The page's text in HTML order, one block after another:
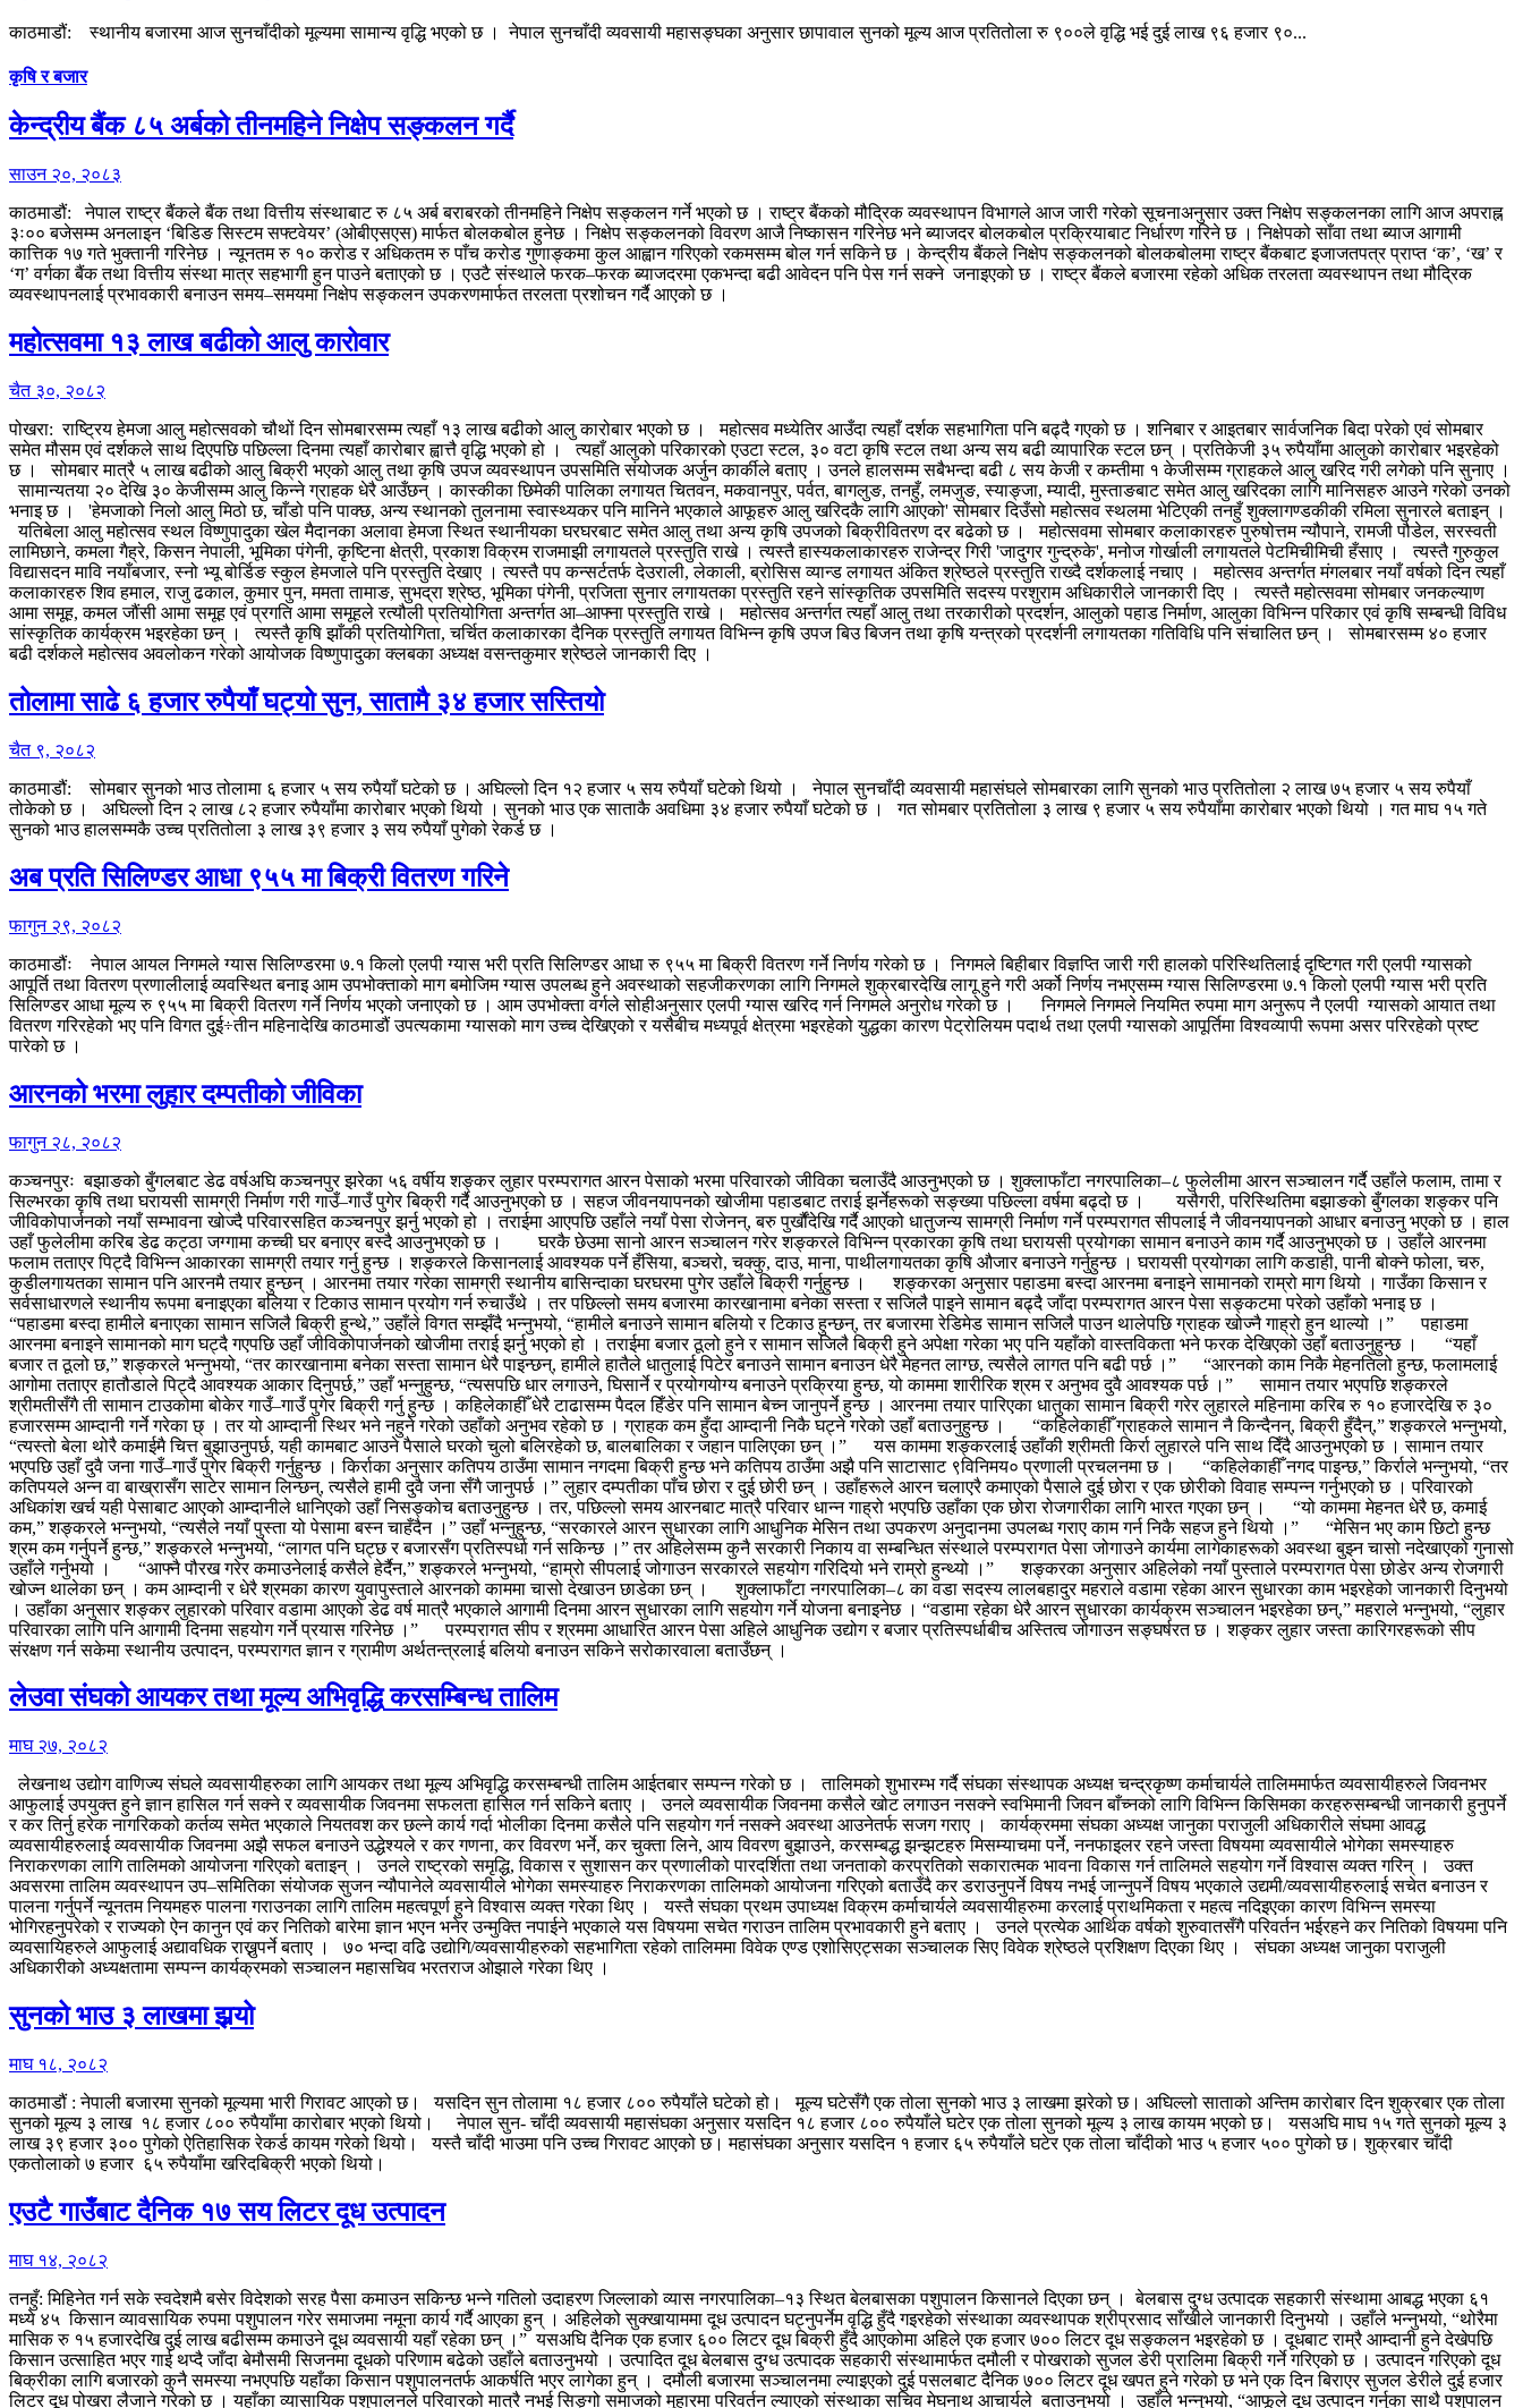
काठमाडौं: स्थानीय बजारमा आज सुनचाँदीको मूल्यमा सामान्य वृद्धि भएको छ । नेपाल सुनचाँदी व्यवसायी महासङ्घका अनुसार छापावाल सुनको मूल्य आज प्रतितोला रु ९००ले वृद्धि भई दुई लाख ९६ हजार ९०...
कृषि र बजार
केन्द्रीय बैंक ८५ अर्बको तीनमहिने निक्षेप सङ्कलन गर्दै
साउन २०, २०८३
काठमाडौं: नेपाल राष्ट्र बैंकले बैंक तथा वित्तीय संस्थाबाट रु ८५ अर्ब बराबरको तीनमहिने निक्षेप सङ्कलन गर्ने भएको छ । राष्ट्र बैंकको मौद्रिक व्यवस्थापन विभागले आज जारी गरेको सूचनाअनुसार उक्त निक्षेप सङ्कलनका लागि आज अपराह्न
३ः०० बजेसम्म अनलाइन ‘बिडिङ सिस्टम सफ्टवेयर’ (ओबीएसएस) मार्फत बोलकबोल हुनेछ । निक्षेप सङ्कलनको विवरण आजै निष्कासन गरिनेछ भने ब्याजदर बोलकबोल प्रक्रियाबाट निर्धारण गरिने छ । निक्षेपको साँवा तथा ब्याज आगामी
कात्तिक १७ गते भुक्तानी गरिनेछ । न्यूनतम रु १० करोड र अधिकतम रु पाँच करोड गुणाङ्कमा कुल आह्वान गरिएको रकमसम्म बोल गर्न सकिने छ । केन्द्रीय बैंकले निक्षेप सङ्कलनको बोलकबोलमा राष्ट्र बैंकबाट इजाजतपत्र प्राप्त ‘क’, ‘ख’ र
‘ग’ वर्गका बैंक तथा वित्तीय संस्था मात्र सहभागी हुन पाउने बताएको छ । एउटै संस्थाले फरक–फरक ब्याजदरमा एकभन्दा बढी आवेदन पनि पेस गर्न सक्ने जनाइएको छ । राष्ट्र बैंकले बजारमा रहेको अधिक तरलता व्यवस्थापन तथा मौद्रिक
व्यवस्थापनलाई प्रभावकारी बनाउन समय–समयमा निक्षेप सङ्कलन उपकरणमार्फत तरलता प्रशोचन गर्दै आएको छ ।
महोत्सवमा १३ लाख बढीको आलु कारोवार
चैत ३०, २०८२
पोखरा: राष्ट्रिय हेमजा आलु महोत्सवको चौथों दिन सोमबारसम्म त्यहाँ १३ लाख बढीको आलु कारोबार भएको छ । महोत्सव मध्येतिर आउँदा त्यहाँ दर्शक सहभागिता पनि बढ्दै गएको छ । शनिबार र आइतबार सार्वजनिक बिदा परेको एवं सोमबार
समेत मौसम एवं दर्शकले साथ दिएपछि पछिल्ला दिनमा त्यहाँ कारोबार ह्वात्तै वृद्धि भएको हो । त्यहाँ आलुको परिकारको एउटा स्टल, ३० वटा कृषि स्टल तथा अन्य सय बढी व्यापारिक स्टल छन् । प्रतिकेजी ३५ रुपैयाँमा आलुको कारोबार भइरहेको
छ । सोमबार मात्रै ५ लाख बढीको आलु बिक्री भएको आलु तथा कृषि उपज व्यवस्थापन उपसमिति संयोजक अर्जुन कार्कीले बताए । उनले हालसम्म सबैभन्दा बढी ८ सय केजी र कम्तीमा १ केजीसम्म ग्राहकले आलु खरिद गरी लगेको पनि सुनाए ।
सामान्यतया २० देखि ३० केजीसम्म आलु किन्ने ग्राहक धेरै आउँछन् । कास्कीका छिमेकी पालिका लगायत चितवन, मकवानपुर, पर्वत, बागलुङ, तनहुँ, लमजुङ, स्याङ्जा, म्यादी, मुस्ताङबाट समेत आलु खरिदका लागि मानिसहरु आउने गरेको उनको
भनाइ छ । 'हेमजाको निलो आलु मिठो छ, चाँडो पनि पाक्छ, अन्य स्थानको तुलनामा स्वास्थ्यकर पनि मानिने भएकाले आफूहरु आलु खरिदकै लागि आएको' सोमबार दिउँसो महोत्सव स्थलमा भेटिएकी तनहुँ शुक्लागण्डकीकी रमिला सुनारले बताइन् ।
यतिबेला आलु महोत्सव स्थल विष्णुपादुका खेल मैदानका अलावा हेमजा स्थित स्थानीयका घरघरबाट समेत आलु तथा अन्य कृषि उपजको बिक्रीवितरण दर बढेको छ । महोत्सवमा सोमबार कलाकारहरु पुरुषोत्तम न्यौपाने, रामजी पौडेल, सरस्वती
लामिछाने, कमला गैह्रे, किसन नेपाली, भूमिका पंगेनी, कृष्टिना क्षेत्री, प्रकाश विक्रम राजमाझी लगायतले प्रस्तुति राखे । त्यस्तै हास्यकलाकारहरु राजेन्द्र गिरी 'जादुगर गुन्द्रुके', मनोज गोर्खाली लगायतले पेटमिचीमिची हँसाए । त्यस्तै गुरुकुल
विद्यासदन मावि नयाँबजार, स्नो भ्यू बोर्डिङ स्कुल हेमजाले पनि प्रस्तुति देखाए । त्यस्तै पप कन्सर्टतर्फ देउराली, लेकाली, ब्रोसिस व्यान्ड लगायत अंकित श्रेष्ठले प्रस्तुति राख्दै दर्शकलाई नचाए । महोत्सव अन्तर्गत मंगलबार नयाँ वर्षको दिन त्यहाँ
कलाकारहरु शिव हमाल, राजु ढकाल, कुमार पुन, ममता तामाङ, सुभद्रा श्रेष्ठ, भूमिका पंगेनी, प्रजिता सुनार लगायतका प्रस्तुति रहने सांस्कृतिक उपसमिति सदस्य परशुराम अधिकारीले जानकारी दिए । त्यस्तै महोत्सवमा सोमबार जनकल्याण
आमा समूह, कमल जौंसी आमा समूह एवं प्रगति आमा समूहले रत्यौली प्रतियोगिता अन्तर्गत आ–आफ्ना प्रस्तुति राखे । महोत्सव अन्तर्गत त्यहाँ आलु तथा तरकारीको प्रदर्शन, आलुको पहाड निर्माण, आलुका विभिन्न परिकार एवं कृषि सम्बन्धी विविध
सांस्कृतिक कार्यक्रम भइरहेका छन् । त्यस्तै कृषि झाँकी प्रतियोगिता, चर्चित कलाकारका दैनिक प्रस्तुति लगायत विभिन्न कृषि उपज बिउ बिजन तथा कृषि यन्त्रको प्रदर्शनी लगायतका गतिविधि पनि संचालित छन् । सोमबारसम्म ४० हजार
बढी दर्शकले महोत्सव अवलोकन गरेको आयोजक विष्णुपादुका क्लबका अध्यक्ष वसन्तकुमार श्रेष्ठले जानकारी दिए ।
तोलामा साढे ६ हजार रुपैयाँ घट्यो सुन, सातामै ३४ हजार सस्तियो
चैत ९, २०८२
काठमाडौं: सोमबार सुनको भाउ तोलामा ६ हजार ५ सय रुपैयाँ घटेको छ । अघिल्लो दिन १२ हजार ५ सय रुपैयाँ घटेको थियो । नेपाल सुनचाँदी व्यवसायी महासंघले सोमबारका लागि सुनको भाउ प्रतितोला २ लाख ७५ हजार ५ सय रुपैयाँ
तोकेको छ । अघिल्लो दिन २ लाख ८२ हजार रुपैयाँमा कारोबार भएको थियो । सुनको भाउ एक साताकै अवधिमा ३४ हजार रुपैयाँ घटेको छ । गत सोमबार प्रतितोला ३ लाख ९ हजार ५ सय रुपैयाँमा कारोबार भएको थियो । गत माघ १५ गते
सुनको भाउ हालसम्मकै उच्च प्रतितोला ३ लाख ३९ हजार ३ सय रुपैयाँ पुगेको रेकर्ड छ ।
अब प्रति सिलिण्डर आधा ९५५ मा बिक्री वितरण गरिने
फागुन २९, २०८२
काठमाडौंः नेपाल आयल निगमले ग्यास सिलिण्डरमा ७.१ किलो एलपी ग्यास भरी प्रति सिलिण्डर आधा रु ९५५ मा बिक्री वितरण गर्ने निर्णय गरेको छ । निगमले बिहीबार विज्ञप्ति जारी गरी हालको परिस्थितिलाई दृष्टिगत गरी एलपी ग्यासको
आपूर्ति तथा वितरण प्रणालीलाई व्यवस्थित बनाइ आम उपभोक्ताको माग बमोजिम ग्यास उपलब्ध हुने अवस्थाको सहजीकरणका लागि निगमले शुक्रबारदेखि लागू हुने गरी अर्को निर्णय नभएसम्म ग्यास सिलिण्डरमा ७.१ किलो एलपी ग्यास भरी प्रति
सिलिण्डर आधा मूल्य रु ९५५ मा बिक्री वितरण गर्ने निर्णय भएको जनाएको छ । आम उपभोक्ता वर्गले सोहीअनुसार एलपी ग्यास खरिद गर्न निगमले अनुरोध गरेको छ । निगमले निगमले नियमित रुपमा माग अनुरूप नै एलपी ग्यासको आयात तथा
वितरण गरिरहेको भए पनि विगत दुई÷तीन महिनादेखि काठमाडौं उपत्यकामा ग्यासको माग उच्च देखिएको र यसैबीच मध्यपूर्व क्षेत्रमा भइरहेको युद्धका कारण पेट्रोलियम पदार्थ तथा एलपी ग्यासको आपूर्तिमा विश्वव्यापी रूपमा असर परिरहेको प्रष्ट
पारेको छ ।
आरनको भरमा लुहार दम्पतीको जीविका
फागुन २८, २०८२
कञ्चनपुरः बझाङको बुँगलबाट डेढ वर्षअघि कञ्चनपुर झरेका ५६ वर्षीय शङ्कर लुहार परम्परागत आरन पेसाको भरमा परिवारको जीविका चलाउँदै आउनुभएको छ । शुक्लाफाँटा नगरपालिका–८ फुलेलीमा आरन सञ्चालन गर्दै उहाँले फलाम, तामा र
सिल्भरका कृषि तथा घरायसी सामग्री निर्माण गरी गाउँ–गाउँ पुगेर बिक्री गर्दै आउनुभएको छ । सहज जीवनयापनको खोजीमा पहाडबाट तराई झर्नेहरूको सङ्ख्या पछिल्ला वर्षमा बढ्दो छ । यसैगरी, परिस्थितिमा बझाङको बुँगलका शङ्कर पनि
जीविकोपार्जनको नयाँ सम्भावना खोज्दै परिवारसहित कञ्चनपुर झर्नु भएको हो । तराईमा आएपछि उहाँले नयाँ पेसा रोजेनन्, बरु पुर्खौंदेखि गर्दै आएको धातुजन्य सामग्री निर्माण गर्ने परम्परागत सीपलाई नै जीवनयापनको आधार बनाउनु भएको छ । हाल
उहाँ फुलेलीमा करिब डेढ कट्ठा जग्गामा कच्ची घर बनाएर बस्दै आउनुभएको छ । घरकै छेउमा सानो आरन सञ्चालन गरेर शङ्करले विभिन्न प्रकारका कृषि तथा घरायसी प्रयोगका सामान बनाउने काम गर्दै आउनुभएको छ । उहाँले आरनमा
फलाम तताएर पिट्दै विभिन्न आकारका सामग्री तयार गर्नु हुन्छ । शङ्करले किसानलाई आवश्यक पर्ने हँसिया, बञ्चरो, चक्कु, दाउ, माना, पाथीलगायतका कृषि औजार बनाउने गर्नुहुन्छ । घरायसी प्रयोगका लागि कडाही, पानी बोक्ने फोला, चरु,
कुडीलगायतका सामान पनि आरनमै तयार हुन्छन् । आरनमा तयार गरेका सामग्री स्थानीय बासिन्दाका घरघरमा पुगेर उहाँले बिक्री गर्नुहुन्छ । शङ्करका अनुसार पहाडमा बस्दा आरनमा बनाइने सामानको राम्रो माग थियो । गाउँका किसान र
सर्वसाधारणले स्थानीय रूपमा बनाइएका बलिया र टिकाउ सामान प्रयोग गर्न रुचाउँथे । तर पछिल्लो समय बजारमा कारखानामा बनेका सस्ता र सजिलै पाइने सामान बढ्दै जाँदा परम्परागत आरन पेसा सङ्कटमा परेको उहाँको भनाइ छ ।
“पहाडमा बस्दा हामीले बनाएका सामान सजिलै बिक्री हुन्थे,” उहाँले विगत सम्झँदै भन्नुभयो, “हामीले बनाउने सामान बलियो र टिकाउ हुन्छन्, तर बजारमा रेडिमेड सामान सजिलै पाउन थालेपछि ग्राहक खोज्नै गाह्रो हुन थाल्यो ।” पहाडमा
आरनमा बनाइने सामानको माग घट्दै गएपछि उहाँ जीविकोपार्जनको खोजीमा तराई झर्नु भएको हो । तराईमा बजार ठूलो हुने र सामान सजिलै बिक्री हुने अपेक्षा गरेका भए पनि यहाँको वास्तविकता भने फरक देखिएको उहाँ बताउनुहुन्छ । “यहाँ
बजार त ठूलो छ,” शङ्करले भन्नुभयो, “तर कारखानामा बनेका सस्ता सामान धेरै पाइन्छन्, हामीले हातैले धातुलाई पिटेर बनाउने सामान बनाउन धेरै मेहनत लाग्छ, त्यसैले लागत पनि बढी पर्छ ।” “आरनको काम निकै मेहनतिलो हुन्छ, फलामलाई
आगोमा तताएर हातौडाले पिट्दै आवश्यक आकार दिनुपर्छ,” उहाँ भन्नुहुन्छ, “त्यसपछि धार लगाउने, घिसार्ने र प्रयोगयोग्य बनाउने प्रक्रिया हुन्छ, यो काममा शारीरिक श्रम र अनुभव दुवै आवश्यक पर्छ ।” सामान तयार भएपछि शङ्करले
श्रीमतीसँगै ती सामान टाउकोमा बोकेर गाउँ–गाउँ पुगेर बिक्री गर्नु हुन्छ । कहिलेकाहीँ धेरै टाढासम्म पैदल हिँडेर पनि सामान बेच्न जानुपर्ने हुन्छ । आरनमा तयार पारिएका धातुका सामान बिक्री गरेर लुहारले महिनामा करिब रु १० हजारदेखि रु ३०
हजारसम्म आम्दानी गर्ने गरेका छ् । तर यो आम्दानी स्थिर भने नहुने गरेको उहाँको अनुभव रहेको छ । ग्राहक कम हुँदा आम्दानी निकै घट्ने गरेको उहाँ बताउनुहुन्छ । “कहिलेकाहीँ ग्राहकले सामान नै किन्दैनन्, बिक्री हुँदैन्,” शङ्करले भन्नुभयो,
“त्यस्तो बेला थोरै कमाईमै चित्त बुझाउनुपर्छ, यही कामबाट आउने पैसाले घरको चुलो बलिरहेको छ, बालबालिका र जहान पालिएका छन् ।” यस काममा शङ्करलाई उहाँकी श्रीमती किर्रा लुहारले पनि साथ दिँदै आउनुभएको छ । सामान तयार
भएपछि उहाँ दुवै जना गाउँ–गाउँ पुगेर बिक्री गर्नुहुन्छ । किर्राका अनुसार कतिपय ठाउँमा सामान नगदमा बिक्री हुन्छ भने कतिपय ठाउँमा अझै पनि साटासाट ९विनिमय० प्रणाली प्रचलनमा छ । “कहिलेकाहीँ नगद पाइन्छ,” किर्राले भन्नुभयो, “तर
कतिपयले अन्न वा बाख्रासँग साटेर सामान लिन्छन्, त्यसैले हामी दुवै जना सँगै जानुपर्छ ।” लुहार दम्पतीका पाँच छोरा र दुई छोरी छन् । उहाँहरूले आरन चलाएरै कमाएको पैसाले दुई छोरा र एक छोरीको विवाह सम्पन्न गर्नुभएको छ । परिवारको
अधिकांश खर्च यही पेसाबाट आएको आम्दानीले धानिएको उहाँ निसङ्कोच बताउनुहुन्छ । तर, पछिल्लो समय आरनबाट मात्रै परिवार धान्न गाह्रो भएपछि उहाँका एक छोरा रोजगारीका लागि भारत गएका छन् । “यो काममा मेहनत धेरै छ, कमाई
कम,” शङ्करले भन्नुभयो, “त्यसैले नयाँ पुस्ता यो पेसामा बस्न चाहँदैन ।” उहाँ भन्नुहुन्छ, “सरकारले आरन सुधारका लागि आधुनिक मेसिन तथा उपकरण अनुदानमा उपलब्ध गराए काम गर्न निकै सहज हुने थियो ।” “मेसिन भए काम छिटो हुन्छ
श्रम कम गर्नुपर्ने हुन्छ,” शङ्करले भन्नुभयो, “लागत पनि घट्छ र बजारसँग प्रतिस्पर्धा गर्न सकिन्छ ।” तर अहिलेसम्म कुनै सरकारी निकाय वा सम्बन्धित संस्थाले परम्परागत पेसा जोगाउने कार्यमा लागेकाहरूको अवस्था बुझ्न चासो नदेखाएको गुनासो
उहाँले गर्नुभयो । “आफ्नै पौरख गरेर कमाउनेलाई कसैले हेर्दैन,” शङ्करले भन्नुभयो, “हाम्रो सीपलाई जोगाउन सरकारले सहयोग गरिदियो भने राम्रो हुन्थ्यो ।” शङ्करका अनुसार अहिलेको नयाँ पुस्ताले परम्परागत पेसा छोडेर अन्य रोजगारी
खोज्न थालेका छन् । कम आम्दानी र धेरै श्रमका कारण युवापुस्ताले आरनको काममा चासो देखाउन छाडेका छन् । शुक्लाफाँटा नगरपालिका–८ का वडा सदस्य लालबहादुर महराले वडामा रहेका आरन सुधारका काम भइरहेको जानकारी दिनुभयो
। उहाँका अनुसार शङ्कर लुहारको परिवार वडामा आएको डेढ वर्ष मात्रै भएकाले आगामी दिनमा आरन सुधारका लागि सहयोग गर्ने योजना बनाइनेछ । “वडामा रहेका धेरै आरन सुधारका कार्यक्रम सञ्चालन भइरहेका छन्,” महराले भन्नुभयो, “लुहार
परिवारका लागि पनि आगामी दिनमा सहयोग गर्ने प्रयास गरिनेछ ।” परम्परागत सीप र श्रममा आधारित आरन पेसा अहिले आधुनिक उद्योग र बजार प्रतिस्पर्धाबीच अस्तित्व जोगाउन सङ्घर्षरत छ । शङ्कर लुहार जस्ता कारिगरहरूको सीप
संरक्षण गर्न सकेमा स्थानीय उत्पादन, परम्परागत ज्ञान र ग्रामीण अर्थतन्त्रलाई बलियो बनाउन सकिने सरोकारवाला बताउँछन् ।
लेउवा संघको आयकर तथा मूल्य अभिवृद्धि करसम्बिन्ध तालिम
माघ २७, २०८२
लेखनाथ उद्योग वाणिज्य संघले व्यवसायीहरुका लागि आयकर तथा मूल्य अभिवृद्धि करसम्बन्धी तालिम आईतबार सम्पन्न गरेको छ । तालिमको शुभारम्भ गर्दै संघका संस्थापक अध्यक्ष चन्द्रकृष्ण कर्माचार्यले तालिममार्फत व्यवसायीहरुले जिवनभर
आफुलाई उपयुक्त हुने ज्ञान हासिल गर्न सक्ने र व्यवसायीक जिवनमा सफलता हासिल गर्न सकिने बताए । उनले व्यवसायीक जिवनमा कसैले खोट लगाउन नसक्ने स्वभिमानी जिवन बाँच्नको लागि विभिन्न किसिमका करहरुसम्बन्धी जानकारी हुनुपर्ने
र कर तिर्नु हरेक नागरिकको कर्तव्य समेत भएकाले नियतवश कर छल्ने कार्य गर्दा भोलीका दिनमा कसैले पनि सहयोग गर्न नसक्ने अवस्था आउनेतर्फ सजग गराए । कार्यक्रममा संघका अध्यक्ष जानुका पराजुली अधिकारीले संघमा आवद्ध
व्यवसायीहरुलाई व्यवसायीक जिवनमा अझै सफल बनाउने उद्धेश्यले र कर गणना, कर विवरण भर्ने, कर चुक्ता लिने, आय विवरण बुझाउने, करसम्बद्ध झन्झटहरु मिसम्याचमा पर्ने, ननफाइलर रहने जस्ता विषयमा व्यवसायीले भोगेका समस्याहरु
निराकरणका लागि तालिमको आयोजना गरिएको बताइन् । उनले राष्ट्रको समृद्धि, विकास र सुशासन कर प्रणालीको पारदर्शिता तथा जनताको करप्रतिको सकारात्मक भावना विकास गर्न तालिमले सहयोग गर्ने विश्वास व्यक्त गरिन् । उक्त
अवसरमा तालिम व्यवस्थापन उप–समितिका संयोजक सुजन न्यौपानेले व्यवसायीले भोगेका समस्याहरु निराकरणका तालिमको आयोजना गरिएको बताउँदै कर डराउनुपर्ने विषय नभई जान्नुपर्ने विषय भएकाले उद्यमी/व्यवसायीहरुलाई सचेत बनाउन र
पालना गर्नुपर्ने न्यूनतम नियमहरु पालना गराउनका लागि तालिम महत्वपूर्ण हुने विश्वास व्यक्त गरेका थिए । यस्तै संघका प्रथम उपाध्यक्ष विक्रम कर्माचार्यले व्यवसायीहरुमा करलाई प्राथमिकता र महत्व नदिइएका कारण विभिन्न समस्या
भोगिरहनुपरेको र राज्यको ऐन कानुन एवं कर नितिको बारेमा ज्ञान भएन भनेर उन्मुक्ति नपाईने भएकाले यस विषयमा सचेत गराउन तालिम प्रभावकारी हुने बताए । उनले प्रत्येक आर्थिक वर्षको शुरुवातसँगै परिवर्तन भईरहने कर नितिको विषयमा पनि
व्यवसायिहरुले आफुलाई अद्यावधिक राख्नुपर्ने बताए । ७० भन्दा वढि उद्योगि/व्यवसायीहरुको सहभागिता रहेको तालिममा विवेक एण्ड एशोसिएट्सका सञ्चालक सिए विवेक श्रेष्ठले प्रशिक्षण दिएका थिए । संघका अध्यक्ष जानुका पराजुली
अधिकारीको अध्यक्षतामा सम्पन्न कार्यक्रमको सञ्चालन महासचिव भरतराज ओझाले गरेका थिए ।
सुनको भाउ ३ लाखमा झर्‍यो
माघ १८, २०८२
काठमाडौं : नेपाली बजारमा सुनको मूल्यमा भारी गिरावट आएको छ। यसदिन सुन तोलामा १८ हजार ८०० रुपैयाँले घटेको हो। मूल्य घटेसँगै एक तोला सुनको भाउ ३ लाखमा झरेको छ। अघिल्लो साताको अन्तिम कारोबार दिन शुक्रबार एक तोला
सुनको मूल्य ३ लाख १८ हजार ८०० रुपैयाँमा कारोबार भएको थियो। नेपाल सुन- चाँदी व्यवसायी महासंघका अनुसार यसदिन १८ हजार ८०० रुपैयाँले घटेर एक तोला सुनको मूल्य ३ लाख कायम भएको छ। यसअघि माघ १५ गते सुनको मूल्य ३
लाख ३९ हजार ३०० पुगेको ऐतिहासिक रेकर्ड कायम गरेको थियो। यस्तै चाँदी भाउमा पनि उच्च गिरावट आएको छ। महासंघका अनुसार यसदिन १ हजार ६५ रुपैयाँले घटेर एक तोला चाँदीको भाउ ५ हजार ५०० पुगेको छ। शुक्रबार चाँदी
एकतोलाको ७ हजार ६५ रुपैयाँमा खरिदबिक्री भएको थियो।
एउटै गाउँबाट दैनिक १७ सय लिटर दूध उत्पादन
माघ १४, २०८२
तनहुँ: मिहिनेत गर्न सके स्वदेशमै बसेर विदेशको सरह पैसा कमाउन सकिन्छ भन्ने गतिलो उदाहरण जिल्लाको व्यास नगरपालिका–१३ स्थित बेलबासका पशुपालन किसानले दिएका छन् । बेलबास दुग्ध उत्पादक सहकारी संस्थामा आबद्ध भएका ६१
मध्ये ४५ किसान व्यावसायिक रुपमा पशुपालन गरेर समाजमा नमूना कार्य गर्दै आएका हुन् । अहिलेको सुक्खायाममा दूध उत्पादन घट्नुपर्नेम वृद्धि हुँदै गइरहेको संस्थाका व्यवस्थापक श्रीप्रसाद साँखीले जानकारी दिनुभयो । उहाँले भन्नुभयो, “थोरैमा
मासिक रु १५ हजारदेखि दुई लाख बढीसम्म कमाउने दूध व्यवसायी यहाँ रहेका छन् ।” यसअघि दैनिक एक हजार ६०० लिटर दूध बिक्री हुँदै आएकोमा अहिले एक हजार ७०० लिटर दूध सङ्कलन भइरहेको छ । दूधबाट राम्रै आम्दानी हुने देखेपछि
किसान उत्साहित भएर गाई थप्दै जाँदा बेमौसमी सिजनमा दूधको परिणाम बढेको उहाँले बताउनुभयो । उत्पादित दूध बेलबास दुग्ध उत्पादक सहकारी संस्थामार्फत दमौली र पोखराको सुजल डेरी प्रालिमा बिक्री गर्ने गरिएको छ । उत्पादन गरिएको दूध
बिक्रीका लागि बजारको कुनै समस्या नभएपछि यहाँका किसान पशुपालनतर्फ आकर्षति भएर लागेका हुन् । दमौली बजारमा सञ्चालनमा ल्याइएको दुई पसलबाट दैनिक ७०० लिटर दूध खपत हुने गरेको छ भने एक दिन बिराएर सुजल डेरीले दुई हजार
लिटर दूध पोखरा लैजाने गरेको छ । यहाँका व्यासायिक पशुपालनले परिवारको मात्रै नभई सिङ्गो समाजको मुहारमा परिवर्तन ल्याएको संस्थाका सचिव मेघनाथ आचार्यले बताउनुभयो । उहाँले भन्नुभयो, “आफूले दूध उत्पादन गर्नुका साथै पशुपालन